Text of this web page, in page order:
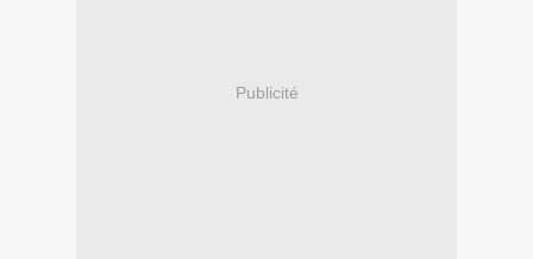
Publicité